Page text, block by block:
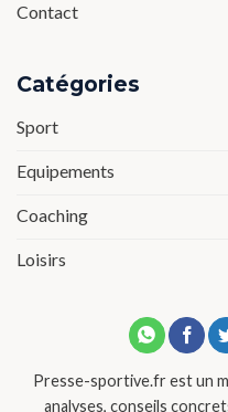
Contact
Catégories
Sport
Equipements
Coaching
Loisirs
Presse-sportive.fr est un
analyses, conseils